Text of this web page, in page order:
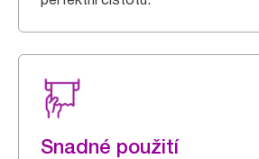
Snadné použití